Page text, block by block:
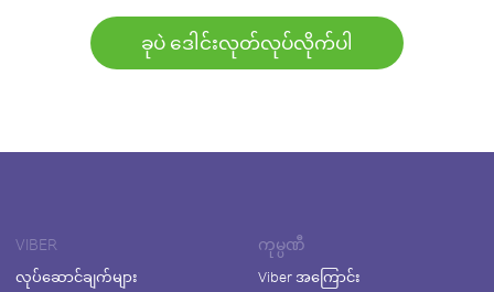
ခုပဲ ဒေါင်းလုတ်လုပ်လိုက်ပါ
VIBER
လုပ်ဆောင်ချက်များ
ကုမ္ပဏီ
Viber အကြောင်း